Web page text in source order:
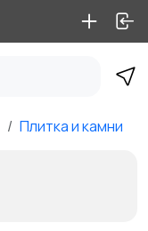
Плитка и камни